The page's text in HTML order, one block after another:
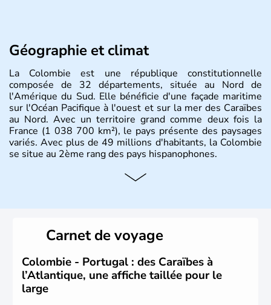
Géographie et climat
La Colombie est une république constitutionnelle
composée de 32 départements, située au Nord de
l'Amérique du Sud. Elle bénéficie d'une façade maritime
sur l'Océan Pacifique à l'ouest et sur la mer des Caraïbes
au Nord. Avec un territoire grand comme deux fois la
France (1 038 700 km²), le pays présente des paysages
variés. Avec plus de 49 millions d'habitants, la Colombie
se situe au 2ème rang des pays hispanophones.
Histoire et administration
en 1538, qui est toujours la capitale. C'est en 1810, que
le premier parlement s'établit à Bogotà, suivi en 1813
par la proclamation de l'indépendance. la Colombie est
une République depuis 1830.
Carnet de voyage
Colombie - Portugal : des Caraïbes à
l’Atlantique, une affiche taillée pour le
large